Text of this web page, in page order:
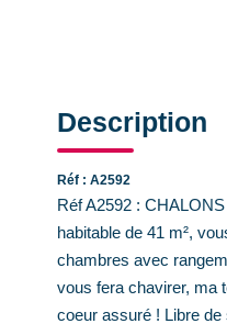
Description
Réf : A2592
Réf A2592 :
habitable de 41 m²,
chambres avec
vous fera chavirer, ma
coeur assuré ! Libre de